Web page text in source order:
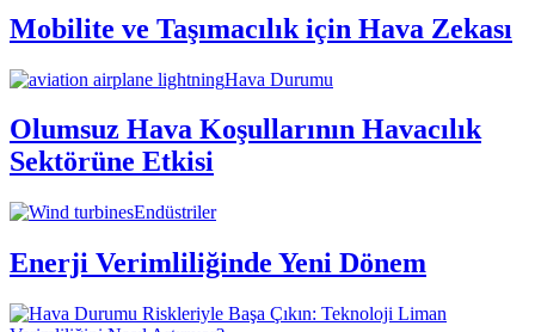
Mobilite ve Taşımacılık için Hava Zekası
Hava Durumu
Olumsuz Hava Koşullarının Havacılık
Sektörüne Etkisi
Endüstriler
Enerji Verimliliğinde Yeni Dönem